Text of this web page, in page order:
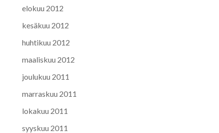
elokuu 2012
kesäkuu 2012
huhtikuu 2012
maaliskuu 2012
joulukuu 2011
marraskuu 2011
lokakuu 2011
syyskuu 2011